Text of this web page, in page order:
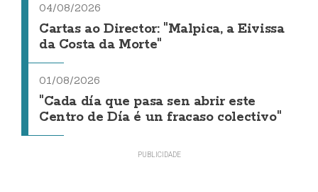
04/08/2026
Cartas ao Director: "Malpica, a Eivissa
da Costa da Morte"
01/08/2026
"Cada día que pasa sen abrir este
Centro de Día é un fracaso colectivo"